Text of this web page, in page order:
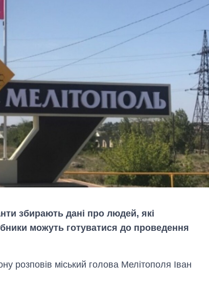
збирають дані про людей, які
можуть готуватися до проведення
розповів міський голова Мелітополя Іван